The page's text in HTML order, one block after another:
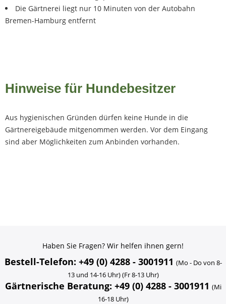
Hinweise für Hundebesitzer
Aus hygienischen Gründen dürfen keine Hunde in die
Gärtnereigebäude mitgenommen werden. Vor dem Eingang
sind aber Möglichkeiten zum Anbinden vorhanden.
Die Gärtnerei liegt nur 10 Minuten von der Autobahn
Bremen-Hamburg entfernt
Haben Sie Fragen? Wir helfen ihnen gern!
Bestell-Telefon: +49 (0) 4288 - 3001911 (Mo - Do von 8-
13 und 14-16 Uhr) (Fr 8-13 Uhr)
Gärtnerische Beratung: +49 (0) 4288 - 3001911 (Mi
16-18 Uhr)